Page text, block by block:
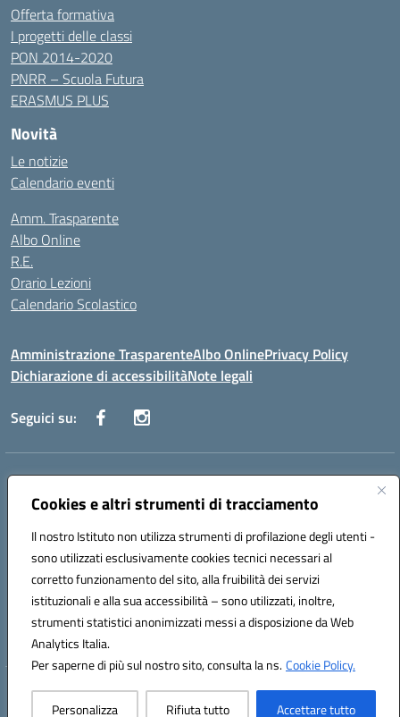
Cookies e altri strumenti di tracciamento
Il nostro Istituto non utilizza strumenti di profilazione degli utenti -
sono utilizzati esclusivamente cookies tecnici necessari al
corretto funzionamento del sito, alla fruibilità dei servizi
istituzionali e alla sua accessibilità – sono utilizzati, inoltre,
strumenti statistici anonimizzati messi a disposizione da Web
Analytics Italia.
Per saperne di più sul nostro sito, consulta la ns.Cookie Policy.
Personalizza Rifiuta tutto Accettare tutto
Offerta formativa
I progetti delle classi
PON 2014-2020
PNRR – Scuola Futura
ERASMUS PLUS
Novità
Le notizie
Calendario eventi
Amm. Trasparente
Albo Online
R.E.
Orario Lezioni
Calendario Scolastico
Amministrazione TrasparenteAlbo OnlinePrivacy Policy
Dichiarazione di accessibilitàNote legali
Seguici su:
Indirizzo:Via Vecchini n. 2, Ancona 60123 - Via M. Marini n. 33, Ancona
60129
Posta elettronica certificata (PEC):anis01200g@pec.istruzione.it
Codice fiscale: 93122280428
Codice meccanografico:ANIS01200G
Codice Indice delle Pubbliche Amministrazioni (IPA): istsc_ANIS01200G
Codice unico di fatturazione (CUF): UF434M
Hosting & Powered by 3D Solution S.r.l.